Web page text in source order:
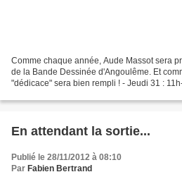
Comme chaque année, Aude Massot sera
de la Bande Dessinée d'Angoulême. Et
"dédicace" sera bien rempli ! - Jeudi 31 :
En attendant la sortie...
Publié le 28/11/2012 à 08:10
Par Fabien Bertrand